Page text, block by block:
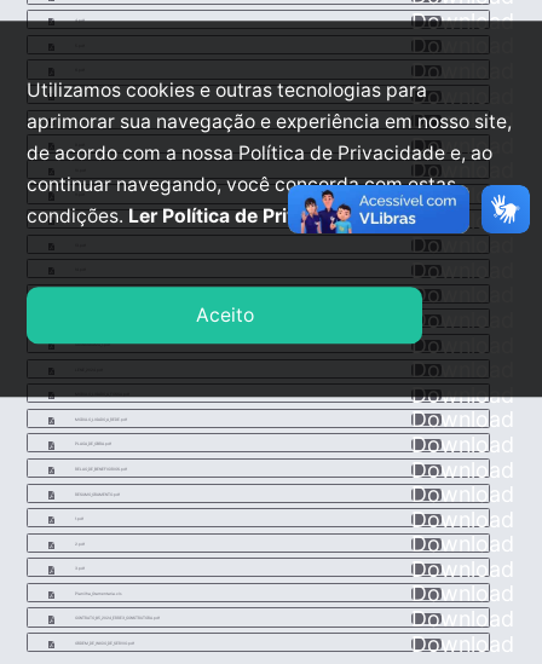
4.pdf Download
Download
Download
7.pdf Download
8.pdf Download
Download
Download
Download
12.pdf Download
Download
Download
Download
Download
CRONOGRAMA_1.pdf Download
Download
Download
MODULO_LIGADO_A_REDE.pdf Download
PLACA_DE_OBRA.pdf Download
RELAO_DE_BENEFICIRIOS.pdf Download
RESUMO_ORAMENTO.pdf Download
1.pdf Download
2.pdf Download
3.pdf Download
Planilha_Oramentaria.xls Download
CONTRATO_85_2024_ERRE3_CONSTRUTORA.pdf Download
ORDEM_DE_INICIO_DE_SERVIO.pdf Download
Utilizamos cookies e outras tecnologias para
aprimorar sua navegação e experiência em nosso site,
de acordo com a nossa Política de Privacidade e, ao
continuar navegando, você concorda com estas
condições.Ler Política de Privacidade.
Aceito